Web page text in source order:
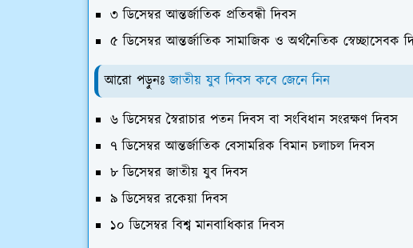
৩ ডিসেম্বর আন্তর্জাতিক প্রতিবন্ধী দিবস
৫ ডিসেম্বর আন্তর্জাতিক সামাজিক ও অর্থনৈতিক স্বেচ্ছাসেবক
আরো পড়ুনঃজাতীয় যুব দিবস কবে জেনে নিন
৬ ডিসেম্বর স্বৈরাচার পতন দিবস বা সংবিধান সংরক্ষণ দিবস
৭ ডিসেম্বর আন্তর্জাতিক বেসামরিক বিমান চলাচল দিবস
৮ ডিসেম্বর জাতীয় যুব দিবস
৯ ডিসেম্বর রকেয়া দিবস
১০ ডিসেম্বর বিশ্ব মানবাধিকার দিবস